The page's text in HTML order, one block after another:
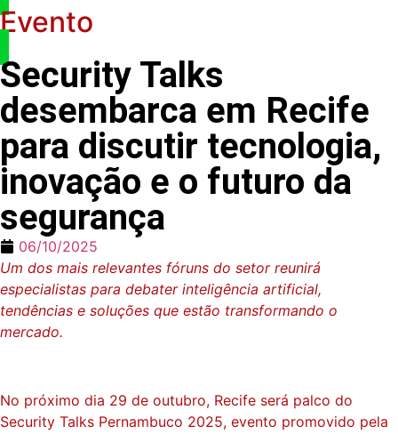
Evento
Security Talks
desembarca em Recife
para discutir tecnologia,
inovação e o futuro da
segurança
06/10/2025
Um dos mais relevantes fóruns do setor reunirá
especialistas para debater inteligência artificial,
tendências e soluções que estão transformando o
mercado.
No próximo dia 29 de outubro, Recife será palco do
Security Talks Pernambuco 2025, evento promovido pela